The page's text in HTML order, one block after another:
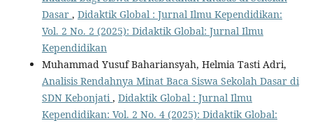
Dasar , Didaktik Global : Jurnal Ilmu Kependidikan:
Vol. 2 No. 2 (2025): Didaktik Global: Jurnal Ilmu
Kependidikan
Muhammad Yusuf Bahariansyah, Helmia Tasti Adri,
Analisis Rendahnya Minat Baca Siswa Sekolah Dasar di
SDN Kebonjati , Didaktik Global : Jurnal Ilmu
Kependidikan: Vol. 2 No. 4 (2025): Didaktik Global: